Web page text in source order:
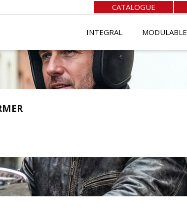
CATALOGUE
INTEGRAL MODULABLE